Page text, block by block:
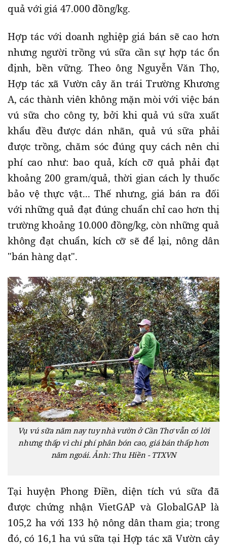
quả với giá 47.000 đồng/kg.
Hợp tác với doanh nghiệp giá bán sẽ cao hơn
nhưng người trồng vú sữa cần sự hợp tác ổn
định, bền vững. Theo ông Nguyễn Văn Thọ,
Hợp tác xã Vườn cây ăn trái Trường Khương
A, các thành viên không mặn mòi với việc bán
vú sữa cho công ty, bởi khi quả vú sữa xuất
khẩu đều được dán nhãn, quả vú sữa phải
được trồng, chăm sóc đúng quy cách nên chi
phí cao như: bao quả, kích cỡ quả phải đạt
khoảng 200 gram/quả, thời gian cách ly thuốc
bảo vệ thực vật... Thế nhưng, giá bán ra đối
với những quả đạt đúng chuẩn chỉ cao hơn thị
trường khoảng 10.000 đồng/kg, còn những quả
không đạt chuẩn, kích cỡ sẽ để lại, nông dân
"bán hàng dạt".
Vụ vú sữa năm nay tuy nhà vườn ở Cần Thơ vẫn có lời
nhưng thấp vì chi phí phân bón cao, giá bán thấp hơn
năm ngoái. Ảnh: Thu Hiền - TTXVN
Tại huyện Phong Điền, diện tích vú sữa đã
được chứng nhận VietGAP và GlobalGAP là
105,2 ha với 133 hộ nông dân tham gia; trong
đó, có 16,1 ha vú sữa tại Hợp tác xã Vườn cây